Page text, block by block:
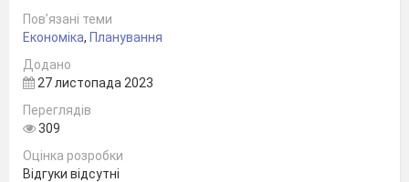
регулювання.
фінансового
Аналіз структури
Пов’язані теми
Економіка, Планування
Додано
27 листопада 2023
Переглядів
309
Оцінка розробки
Відгуки відсутні